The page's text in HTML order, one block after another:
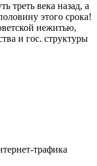
треть века назад, а
этого срока!
нежитью,
и гос. структуры
трафика